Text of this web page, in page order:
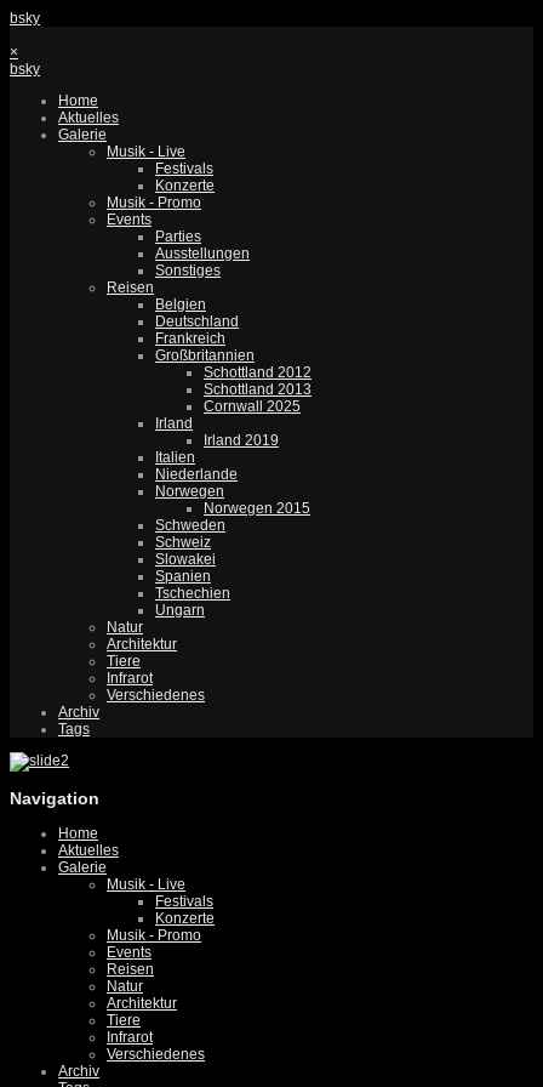
bsky
×
bsky
Home
Aktuelles
Galerie
Musik - Live
Festivals
Konzerte
Musik - Promo
Events
Parties
Ausstellungen
Sonstiges
Reisen
Belgien
Deutschland
Frankreich
Großbritannien
Schottland 2012
Schottland 2013
Cornwall 2025
Irland
Irland 2019
Italien
Niederlande
Norwegen
Norwegen 2015
Schweden
Schweiz
Slowakei
Spanien
Tschechien
Ungarn
Natur
Architektur
Tiere
Infrarot
Verschiedenes
Archiv
Tags
Navigation
Home
Aktuelles
Galerie
Musik - Live
Festivals
Konzerte
Musik - Promo
Events
Reisen
Natur
Architektur
Tiere
Infrarot
Verschiedenes
Archiv